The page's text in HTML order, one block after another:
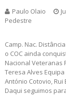
Paulo Olaio
Pedestre
Camp. Nac.
o COC ainda
Nacional Veteranas
Teresa Alves
António Cotovio,
Daqui seguimos